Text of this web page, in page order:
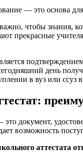
— это основа
чтобы знания,
прекрасные
день
в вуз или ссуз
документ,
возможность
аттестата